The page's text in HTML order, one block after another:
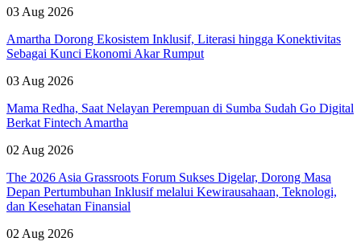
03 Aug 2026
Amartha Dorong Ekosistem Inklusif, Literasi hingga Konektivitas
Sebagai Kunci Ekonomi Akar Rumput
03 Aug 2026
Mama Redha, Saat Nelayan Perempuan di Sumba Sudah Go Digital
Berkat Fintech Amartha
02 Aug 2026
The 2026 Asia Grassroots Forum Sukses Digelar, Dorong Masa
Depan Pertumbuhan Inklusif melalui Kewirausahaan, Teknologi,
dan Kesehatan Finansial
02 Aug 2026